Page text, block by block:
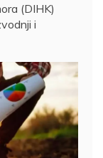
(DIHK)
i